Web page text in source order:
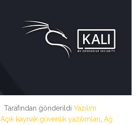
Tarafından gönderildi Yazılım
Açık kaynak güvenlik yazılımları Ağ